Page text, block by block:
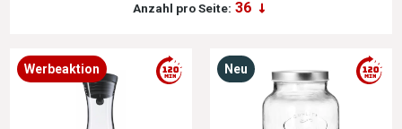
Anzahl pro Seite:
Werbeaktion Neu